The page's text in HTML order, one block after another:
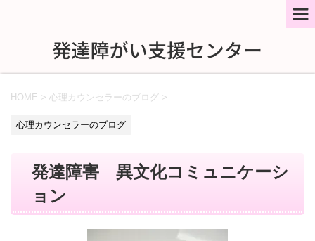
HOME > 心理カウンセラーのブログ >
心理カウンセラーのブログ
発達障害 異文化コミュニケーシ
ョン